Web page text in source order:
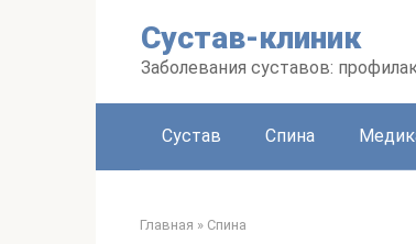
Сустав-клиник
Заболевания суставов:
Сустав Спина
Главная » Спина